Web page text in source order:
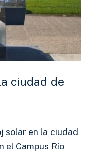
ciudad de
solar en la ciudad
el Campus Río